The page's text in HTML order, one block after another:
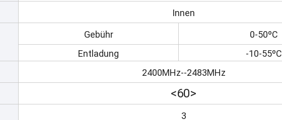
Innen
Gebühr
0-50ºC
Entladung
-10-55ºC
2400MHz--2483MHz
<60>
3